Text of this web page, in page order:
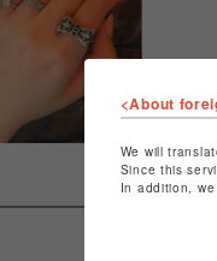
<About
We will
Since this
In addition,